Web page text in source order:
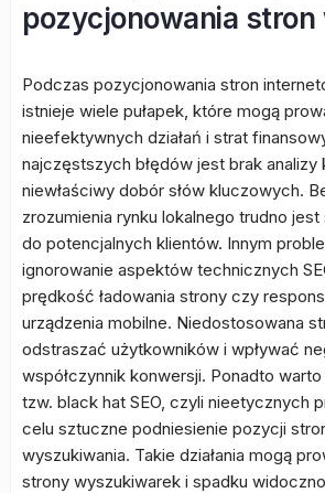
pozycjonowania stron
Podczas pozycjonowania stron
istnieje wiele pułapek, które mogą
nieefektywnych działań i strat
najczęstszych błędów jest brak analizy
niewłaściwy dobór słów kluczowych.
zrozumienia rynku lokalnego trudno
do potencjalnych klientów. Innym
ignorowanie aspektów technicznych
prędkość ładowania strony czy
urządzenia mobilne. Niedostosowana
odstraszać użytkowników i wpływać
współczynnik konwersji. Ponadto
tzw. black hat SEO, czyli nieetycznych
celu sztuczne podniesienie pozycji
wyszukiwania. Takie działania mogą
strony wyszukiwarek i spadku